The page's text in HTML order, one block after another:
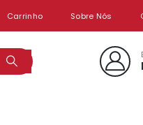
Carrinho Sobre Nós